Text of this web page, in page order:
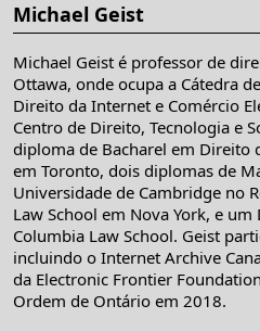
Michael Geist
Michael Geist é professor de
Ottawa, onde ocupa a Cátedra
Direito da Internet e Comércio
Centro de Direito, Tecnologia e
diploma de Bacharel em Direito
em Toronto, dois diplomas de
Universidade de Cambridge no
Law School em Nova York, e
Columbia Law School. Geist
incluindo o Internet Archive
da Electronic Frontier
Ordem de Ontário em 2018.